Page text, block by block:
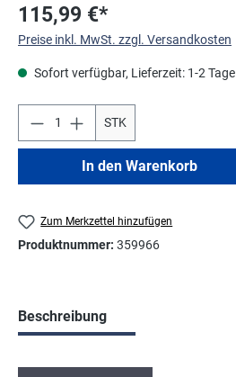
115,99 €*
Preise inkl. MwSt. zzgl. Versandkosten
Sofort verfügbar, Lieferzeit: 1-2 Tage
STK
In den Warenkorb
Zum Merkzettel hinzufügen
Produktnummer: 359966
Beschreibung